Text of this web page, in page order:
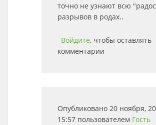
точно не узнают всю
разрывов в родах..
Войдите, чтобы оставлять
комментарии
Опубликовано 20 ноября,
15:57 пользователем Гость